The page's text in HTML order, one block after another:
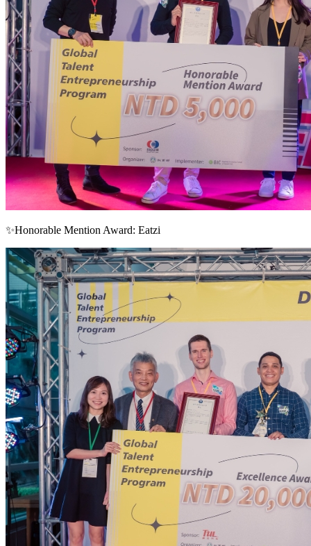
✨Honorable Mention Award: Eatzi